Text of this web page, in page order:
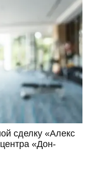
сделку «Алекс
«Дон-